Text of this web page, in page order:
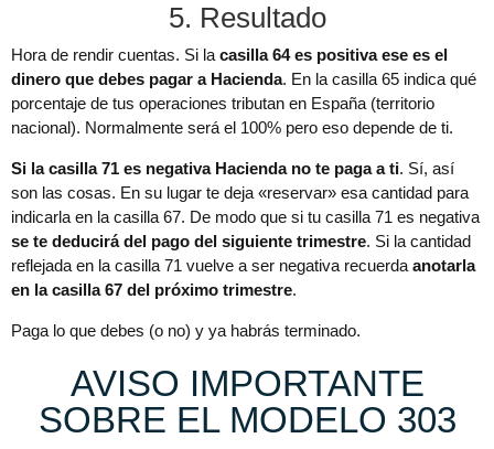
5. Resultado
Hora de rendir cuentas. Si lacasilla 64 es positiva ese es el
dinero que debes pagar a Hacienda. En la casilla 65 indica qué
porcentaje de tus operaciones tributan en España (territorio
nacional). Normalmente será el 100% pero eso depende de ti.
Si la casilla 71 es negativa Hacienda no te paga a ti. Sí, así
son las cosas. En su lugar te deja «reservar» esa cantidad para
indicarla en la casilla 67. De modo que si tu casilla 71 es negativa
se te deducirá del pago del siguiente trimestre. Si la cantidad
reflejada en la casilla 71 vuelve a ser negativa recuerdaanotarla
en la casilla 67 del próximo trimestre.
Paga lo que debes (o no) y ya habrás terminado.
AVISO IMPORTANTE
SOBRE EL MODELO 303